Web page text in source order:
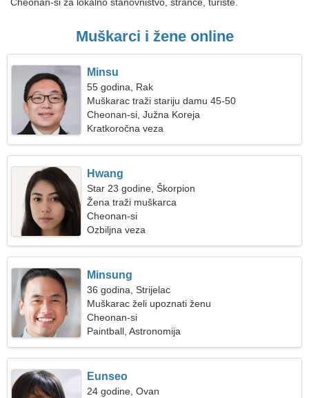
Muškarci i žene online
Minsu
55 godina, Rak
Muškarac traži stariju damu 45-50
Cheonan-si, Južna Koreja
Kratkoročna veza
Hwang
Star 23 godine, Škorpion
Žena traži muškarca
Cheonan-si
Ozbiljna veza
Minsung
36 godina, Strijelac
Muškarac želi upoznati ženu
Cheonan-si
Paintball, Astronomija
Eunseo
24 godine, Ovan